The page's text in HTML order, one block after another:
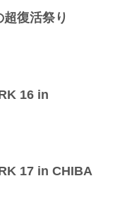
超復活祭り
16 in
17 in CHIBA